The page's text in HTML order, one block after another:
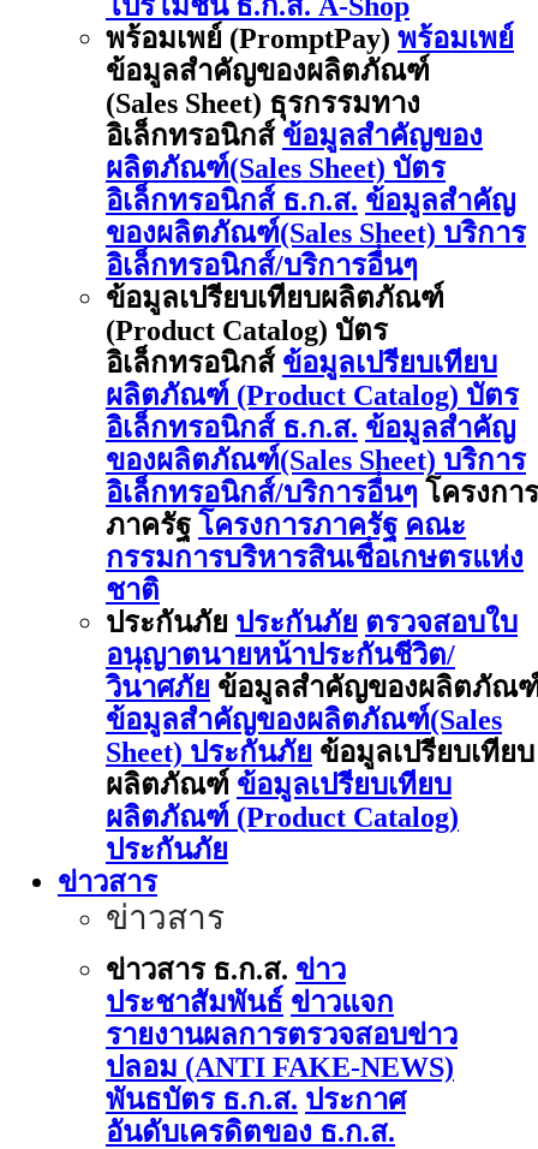
พร้อมเพย์ (PromptPay) พร้อมเพย์
ข้อมูลสำคัญของผลิตภัณฑ์
(Sales Sheet) ธุรกรรมทาง
อิเล็กทรอนิกส์ ข้อมูลสำคัญของ
ผลิตภัณฑ์(Sales Sheet) บัตร
อิเล็กทรอนิกส์ ธ.ก.ส. ข้อมูลสำคัญ
ของผลิตภัณฑ์(Sales Sheet) บริการ
อิเล็กทรอนิกส์/บริการอื่นๆ
ข้อมูลเปรียบเทียบผลิตภัณฑ์
(Product Catalog) บัตร
อิเล็กทรอนิกส์ ข้อมูลเปรียบเทียบ
ผลิตภัณฑ์ (Product Catalog) บัตร
อิเล็กทรอนิกส์ ธ.ก.ส. ข้อมูลสำคัญ
ของผลิตภัณฑ์(Sales Sheet) บริการ
อิเล็กทรอนิกส์/บริการอื่นๆ โครงการ
ภาครัฐ โครงการภาครัฐ คณะ
กรรมการบริหารสินเชื่อเกษตรแห่ง
ชาติ
ประกันภัย ประกันภัย ตรวจสอบใบ
อนุญาตนายหน้าประกันชีวิต/
วินาศภัย ข้อมูลสำคัญของผลิตภัณ
ข้อมูลสำคัญของผลิตภัณฑ์(Sales
Sheet) ประกันภัย ข้อมูลเปรียบเทียบ
ผลิตภัณฑ์ ข้อมูลเปรียบเทียบ
ผลิตภัณฑ์ (Product Catalog)
ประกันภัย
ข่าวสาร
ข่าวสาร
ข่าวสาร ธ.ก.ส. ข่าว
ประชาสัมพันธ์ ข่าวแจก
รายงานผลการตรวจสอบข่าว
ปลอม (ANTI FAKE-NEWS)
พันธบัตร ธ.ก.ส. ประกาศ
อันดับเครดิตของ ธ.ก.ส.